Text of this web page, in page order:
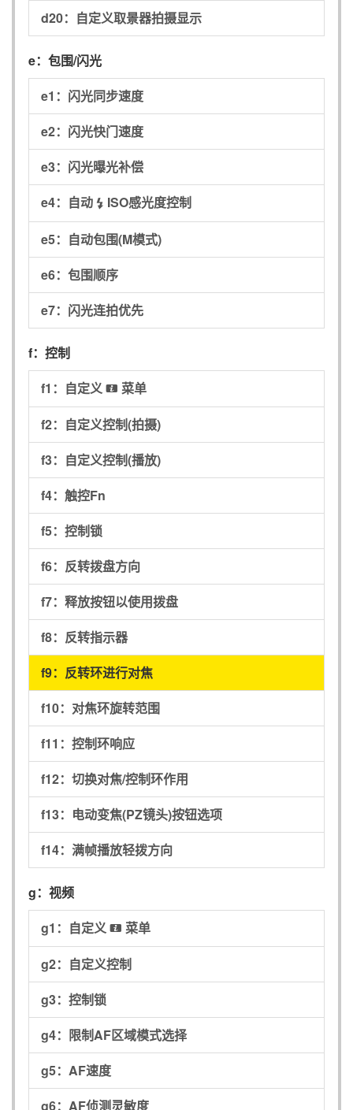
d20： 自定义取景器拍摄显示
e： 包围/闪光
e1： 闪光同步速度
e2： 闪光快门速度
e3： 闪光曝光补偿
e4： 自动 c ISO感光度控制
e5： 自动包围(M模式)
e6： 包围顺序
e7： 闪光连拍优先
f： 控制
f1： 自定义 i 菜单
f2： 自定义控制(拍摄)
f3： 自定义控制(播放)
f4： 触控Fn
f5： 控制锁
f6： 反转拨盘方向
f7： 释放按钮以使用拨盘
f8： 反转指示器
f9： 反转环进行对焦
f10： 对焦环旋转范围
f11： 控制环响应
f12： 切换对焦/控制环作用
f13： 电动变焦(PZ镜头)按钮选项
f14： 满帧播放轻拨方向
g： 视频
g1： 自定义 i 菜单
g2： 自定义控制
g3： 控制锁
g4： 限制AF区域模式选择
g5： AF速度
g6： AF侦测灵敏度